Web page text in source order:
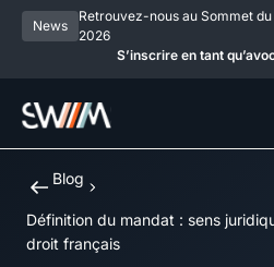
News
Retrouvez-nous au Sommet
2026
S’inscrire en tant
Blog
Définition du mandat : sens
droit français